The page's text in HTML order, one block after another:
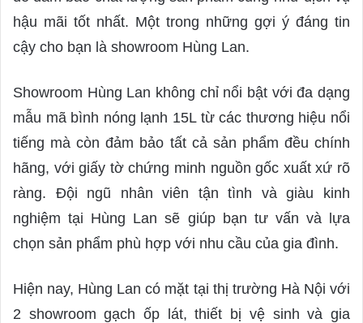
hậu mãi tốt nhất. Một trong những gợi ý đáng tin
cậy cho bạn là showroom Hùng Lan.
Showroom Hùng Lan không chỉ nổi bật với đa dạng
mẫu mã bình nóng lạnh 15L từ các thương hiệu nổi
tiếng mà còn đảm bảo tất cả sản phẩm đều chính
hãng, với giấy tờ chứng minh nguồn gốc xuất xứ rõ
ràng. Đội ngũ nhân viên tận tình và giàu kinh
nghiệm tại Hùng Lan sẽ giúp bạn tư vấn và lựa
chọn sản phẩm phù hợp với nhu cầu của gia đình.
Hiện nay, Hùng Lan có mặt tại thị trường Hà Nội với
2 showroom gạch ốp lát, thiết bị vệ sinh và gia